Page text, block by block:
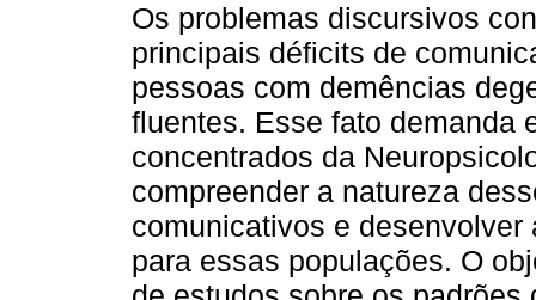
Os problemas discursivos
principais déficits de
pessoas com demências
fluentes. Esse fato demanda
concentrados da
compreender a natureza
comunicativos e
para essas populações. O